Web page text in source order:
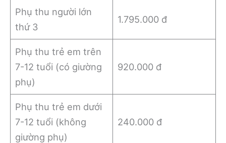
Phụ thu người lớn
thứ 3
1.795.000 đ
Phụ thu trẻ em trên
7-12 tuổi (có giường
phụ)
920.000 đ
Phụ thu trẻ em dưới
7-12 tuổi (không
giường phụ)
240.000 đ